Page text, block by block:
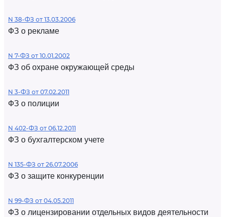
N 38-ФЗ от 13.03.2006
ФЗ о рекламе
N 7-ФЗ от 10.01.2002
ФЗ об охране окружающей среды
N 3-ФЗ от 07.02.2011
ФЗ о полиции
N 402-ФЗ от 06.12.2011
ФЗ о бухгалтерском учете
N 135-ФЗ от 26.07.2006
ФЗ о защите конкуренции
N 99-ФЗ от 04.05.2011
ФЗ о лицензировании отдельных видов деятельности